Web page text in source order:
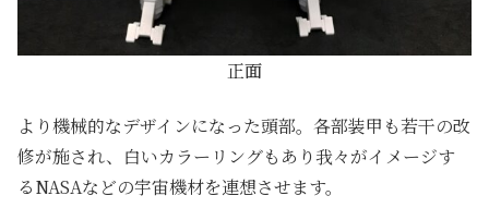
正面
より機械的なデザインになった頭部。各部装甲も若干の改
修が施され、白いカラーリングもあり我々がイメージす
るNASAなどの宇宙機材を連想させます。